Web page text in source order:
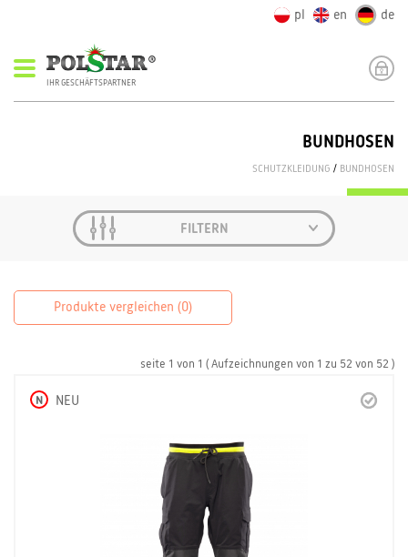
pl en de
IHR GESCHÄFTSPARTNER
BUNDHOSEN
SCHUTZKLEIDUNG / BUNDHOSEN
FILTERN
Produkte vergleichen (0)
seite 1 von 1 ( Aufzeichnungen von 1 zu 52 von 52 )
N NEU